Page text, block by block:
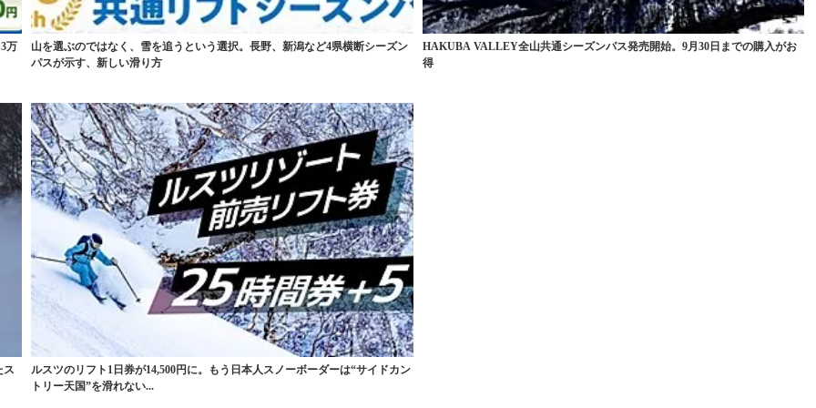
万
山を選ぶのではなく、雪を追うという選択。長野、新潟など4県横断シーズン
パスが示す、新しい滑り方
HAKUBA VALLEY全山共通シーズンパス発売開始。9月30日までの購入がお
得
ス
ルスツのリフト1日券が14,500円に。もう日本人スノーボーダーは“サイドカン
トリー天国”を滑れない...